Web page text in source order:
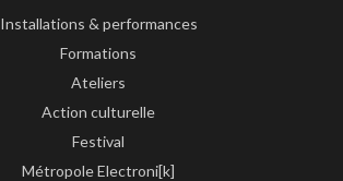
Installations & performances
Formations
Ateliers
Action culturelle
Festival
Métropole Electroni[k]